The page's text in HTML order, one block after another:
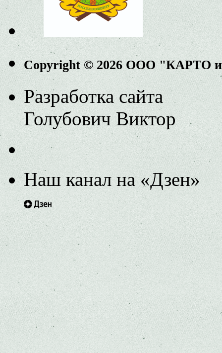
Copyright © 2026 ООО "КАРТО
Разработка сайта
Голубович Виктор
Наш канал на «Дзен»